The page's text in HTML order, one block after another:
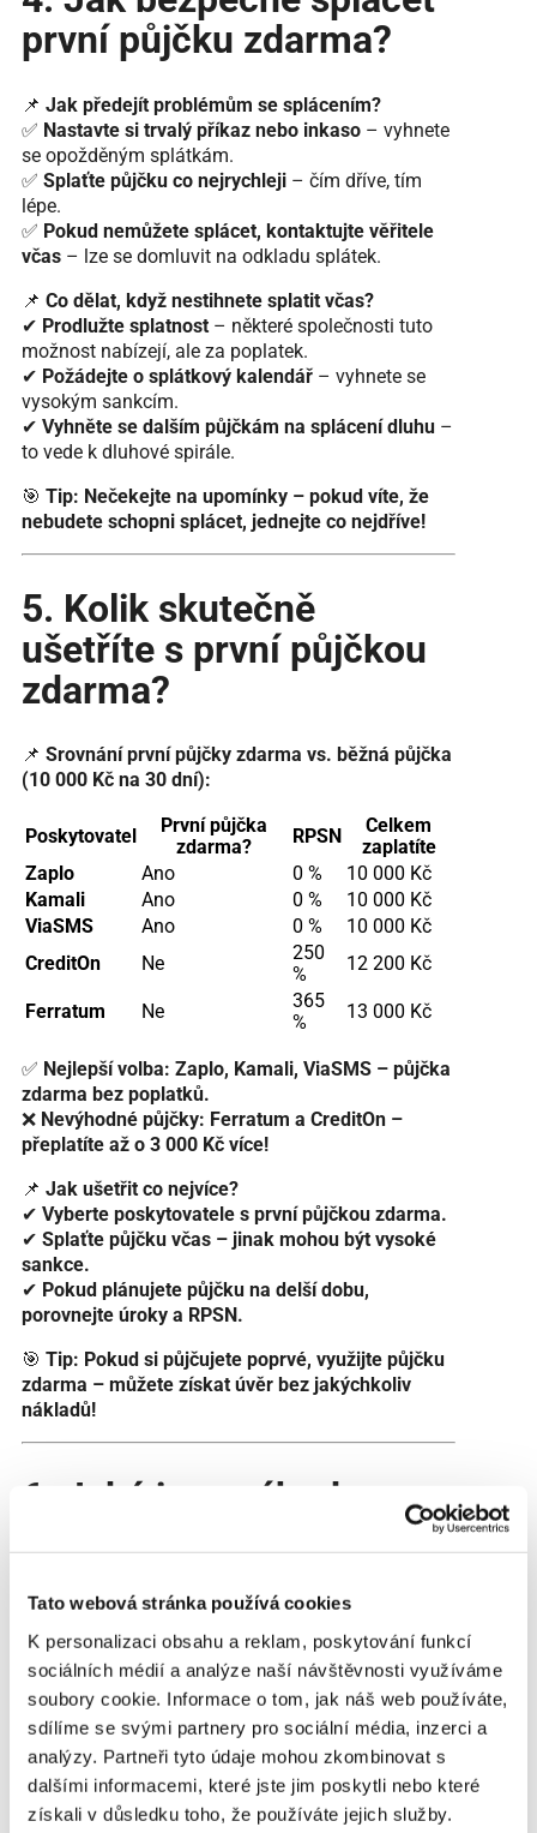
Tato webová stránka používá cookies
K personalizaci obsahu a reklam, poskytování funkcí
sociálních médií a analýze naší návštěvnosti využíváme
soubory cookie. Informace o tom, jak náš web používáte,
sdílíme se svými partnery pro sociální média, inzerci a
analýzy. Partneři tyto údaje mohou zkombinovat s
dalšími informacemi, které jste jim poskytli nebo které
získali v důsledku toho, že používáte jejich služby.
první půjčku zdarma?
📌 Jak předejít problémům se splácením?
✅ Nastavte si trvalý příkaz nebo inkaso– vyhnete
se opožděným splátkám.
✅ Splaťte půjčku co nejrychleji– čím dříve, tím
lépe.
✅ Pokud nemůžete splácet, kontaktujte věřitele
včas– lze se domluvit na odkladu splátek.
📌 Co dělat, když nestihnete splatit včas?
✔ Prodlužte splatnost– některé společnosti tuto
možnost nabízejí, ale za poplatek.
✔ Požádejte o splátkový kalendář– vyhnete se
vysokým sankcím.
✔ Vyhněte se dalším půjčkám na splácení dluhu–
to vede k dluhové spirále.
🎯 Tip: Nečekejte na upomínky – pokud víte, že
nebudete schopni splácet, jednejte co nejdříve!
5. Kolik skutečně
ušetříte s první půjčkou
zdarma?
📌 Srovnání první půjčky zdarma vs. běžná půjčka
(10 000 Kč na 30 dní):
Poskytovatel
První půjčka
zdarma?
RPSN
Celkem
zaplatíte
Zaplo
Ano 0 %
10 000 Kč
Kamali
Ano 0 %
10 000 Kč
ViaSMS
Ano 0 %
10 000 Kč
CreditOn
Ne
250
%
12 200 Kč
Ferratum Ne
365
%
13 000 Kč
✅ Nejlepší volba: Zaplo, Kamali, ViaSMS – půjčka
zdarma bez poplatků.
❌ Nevýhodné půjčky: Ferratum a CreditOn –
přeplatíte až o 3 000 Kč více!
📌 Jak ušetřit co nejvíce?
✔ Vyberte poskytovatele s první půjčkou zdarma.
✔ Splaťte půjčku včas – jinak mohou být vysoké
sankce.
✔ Pokud plánujete půjčku na delší dobu,
porovnejte úroky a RPSN.
🎯 Tip: Pokud si půjčujete poprvé, využijte půjčku
zdarma – můžete získat úvěr bez jakýchkoliv
nákladů!
6. Jaké jsou výhody a
📌 Výhody:
✅Žádné úroky a poplatky– pokud splatíte včas,
půjčka je skutečně zdarma.
✅Rychlé schválení– peníze na účtu do 15 minut.
Jednoduchá online žádost
– bez nutnosti
návštěvy pobočky.
✅Dostupnost i pro klienty s horší bonitou–
některé společnosti tolerují záznamy v registrech.